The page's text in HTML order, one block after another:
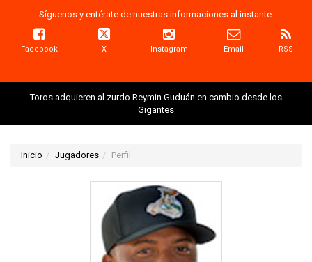
Síguenos y entérate de nuestras informaciones al instante:
Facebook X Instagram Email RSS
Toros adquieren al zurdo Reymin Guduán en cambio desde los
Gigantes
Inicio Jugadores Perfil